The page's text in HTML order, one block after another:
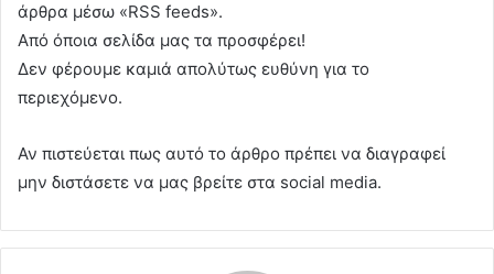
άρθρα μέσω «RSS feeds».
Από όποια σελίδα μας τα προσφέρει!
Δεν φέρουμε καμιά απολύτως ευθύνη για το
περιεχόμενο.
Αν πιστεύεται πως αυτό το άρθρο πρέπει να διαγραφεί
μην διστάσετε να μας βρείτε στα social media.